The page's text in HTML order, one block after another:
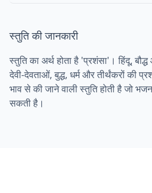
स्तुति की जानकारी
स्तुति का अर्थ होता है 'प्रशंसा'। हिंदू,
देवी-देवताओं, बुद्ध, धर्म और तीर्थंकरों की
भाव से की जाने वाली स्तुति होती है जो
सकती है।